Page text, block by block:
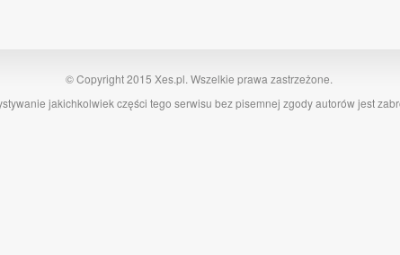
© Copyright 2015 Xes.pl. Wszelkie prawa zastrzeżone.
jakichkolwiek części tego serwisu bez pisemnej zgody autorów jest